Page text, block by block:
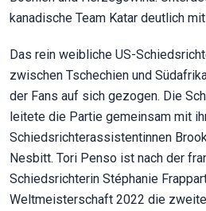
kanadische Team Katar deutlich mit
Das rein weibliche US-
zwischen Tschechien und
der Fans auf sich gezogen. Die
leitete die Partie gemeinsam mit
Schiedsrichterassistentinnen
Nesbitt. Tori Penso ist nach der
Schiedsrichterin Stéphanie
Weltmeisterschaft 2022 die